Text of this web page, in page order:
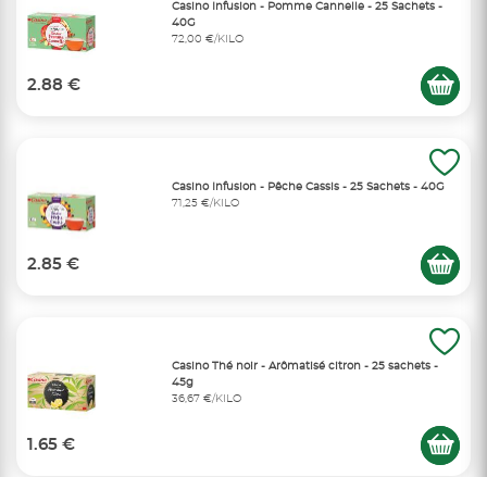
Casino Infusion - Pomme Cannelle - 25 Sachets -
40G
72,00 €/KILO
2.88 €
Casino Infusion - Pêche Cassis - 25 Sachets - 40G
71,25 €/KILO
2.85 €
Casino Thé noir - Arômatisé citron - 25 sachets -
45g
36,67 €/KILO
1.65 €